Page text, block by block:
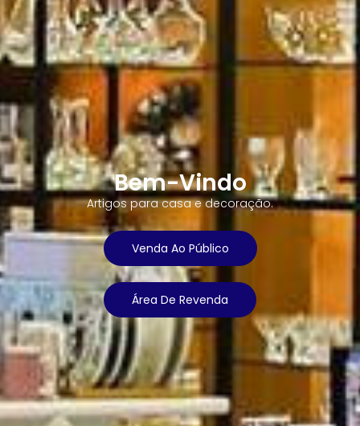
Bem-Vindo
Artigos para casa e decoração.
Venda Ao Público
Área De Revenda